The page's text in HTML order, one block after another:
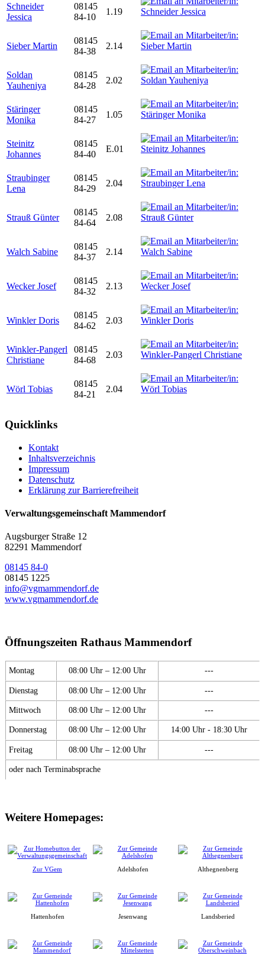
Schneider
Jessica
08145
84-10
1.19
Sieber Martin
08145
84-38
2.14
Soldan
Yauheniya
08145
84-28
2.02
Stäringer
Monika
08145
84-27
1.05
Steinitz
Johannes
08145
84-40
E.01
Straubinger
Lena
08145
84-29
2.04
Strauß Günter
08145
84-64
2.08
Walch Sabine
08145
84-37
2.14
Wecker Josef
08145
84-32
2.13
Winkler Doris
08145
84-62
2.03
Winkler-Pangerl
Christiane
08145
84-68
2.03
Wörl Tobias
08145
84-21
2.04
Quicklinks
Kontakt
Inhaltsverzeichnis
Impressum
Datenschutz
Erklärung zur Barrierefreiheit
Verwaltungsgemeinschaft Mammendorf
Augsburger Straße 12
82291 Mammendorf
08145 84-0
08145 1225
info@vgmammendorf.de
www.vgmammendorf.de
Öffnungszeiten Rathaus Mammendorf
Montag 08:00 Uhr – 12:00 Uhr ---
Dienstag 08:00 Uhr – 12:00 Uhr ---
Mittwoch 08:00 Uhr – 12:00 Uhr ---
Donnerstag 08:00 Uhr – 12:00 Uhr 14:00 Uhr - 18:30 Uhr
Freitag 08:00 Uhr – 12:00 Uhr ---
oder nach Terminabsprache
Weitere Homepages:
Zur VGem Adelshofen Althegnenberg
Hattenhofen Jesenwang Landsberied